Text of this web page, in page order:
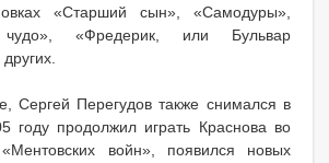
«Старший сын», «Самодуры»,
чудо», «Фредерик, или Бульвар
Сергей Перегудов также снимался в
году продолжил играть Краснова во
войн», появился новых